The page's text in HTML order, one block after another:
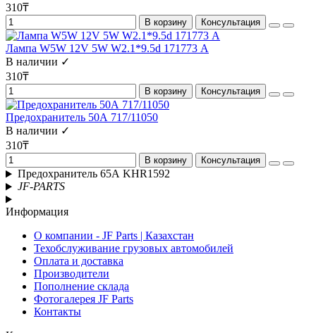
310₸
В корзину Консультация
Лампа W5W 12V 5W W2.1*9.5d 171773 А
В наличии ✓
310₸
В корзину Консультация
Предохранитель 50А 717/11050
В наличии ✓
310₸
В корзину Консультация
Предохранитель 65А KHR1592
JF-PARTS
Информация
О компании - JF Parts | Казахстан
Техобслуживание грузовых автомобилей
Оплата и доставка
Производители
Пополнение склада
Фотогалерея JF Parts
Контакты